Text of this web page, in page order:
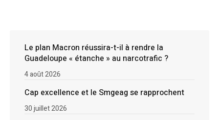
Le plan Macron réussira-t-il à rendre la
Guadeloupe « étanche » au narcotrafic ?
4 août 2026
Cap excellence et le Smgeag se rapprochent
30 juillet 2026